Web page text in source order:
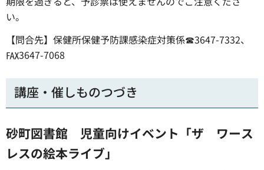
い。
【問合先】保健所保健予防課感染症対策係☎3647-7332、
℻3647-7068
講座・催しものつづき
砂町図書館 児童向けイベント「ザ ワース
レスの絵本ライブ」